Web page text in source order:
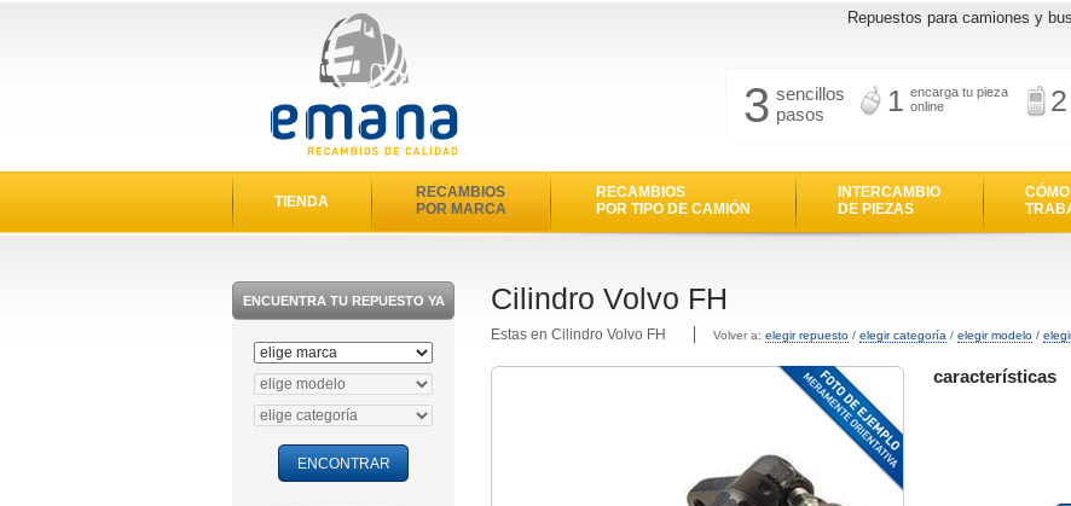
Repuestos para camiones y
3 sencillos
pasos
1 encarga tu pieza
online
2
TIENDA
RECAMBIOS
POR MARCA
RECAMBIOS
POR TIPO DE CAMIÓN
INTERCAMBIO
DE PIEZAS
CÓMO
ENCUENTRA TU REPUESTO YA Cilindro Volvo FH
Estas en Cilindro Volvo FH Volver a: elegir repuesto / elegir categoría / elegir modelo /
características